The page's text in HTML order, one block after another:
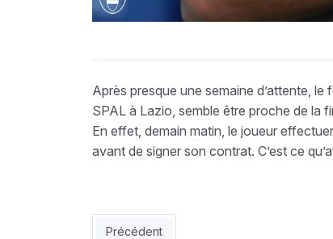
Après presque une semaine d’attente,
SPAL à Lazio, semble être proche de la
En effet, demain matin, le joueur
avant de signer son contrat. C’est ce
Article précédent : Pellegrini encense
Précédent